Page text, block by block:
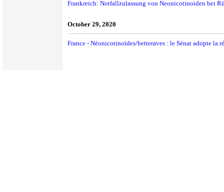
Frankreich: Notfallzulassung von Neonicotinoiden bei
October 29, 2020
France - Néonicotinoïdes/betteraves : le Sénat adopte la